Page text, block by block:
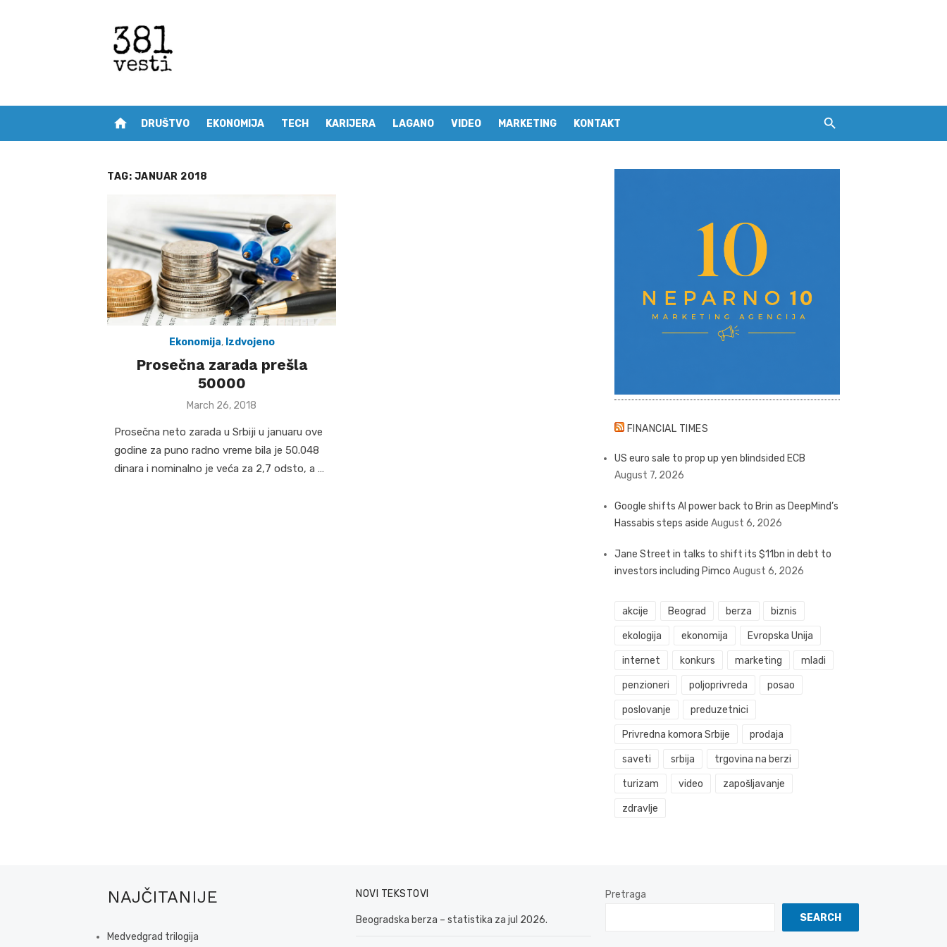
home DRUŠTVO EKONOMIJA TECH KARIJERA LAGANO VIDEO MARKETING KONTAKT
TAG: JANUAR 2018
Ekonomija, Izdvojeno
Prosečna zarada prešla
50000
Posted
March 26, 2018
Prosečna neto zarada u Srbiji u januaru ove
godine za puno radno vreme bila je 50.048
dinara i nominalno je veća za 2,7 odsto, a …
FINANCIAL TIMES
US euro sale to prop up yen blindsided ECB
August 7, 2026
Google shifts AI power back to Brin as DeepMind’s
Hassabis steps aside August 6, 2026
Jane Street in talks to shift its $11bn in debt to
investors including Pimco August 6, 2026
akcije Beograd berza biznis
ekologija ekonomija Evropska Unija
internet konkurs marketing mladi
penzioneri poljoprivreda posao
poslovanje preduzetnici
Privredna komora Srbije prodaja
saveti srbija trgovina na berzi
turizam video zapošljavanje
zdravlje
NAJČITANIJE
Medvedgrad trilogija
NOVI TEKSTOVI
Beogradska berza – statistika za jul 2026.
Pretraga
SEARCH